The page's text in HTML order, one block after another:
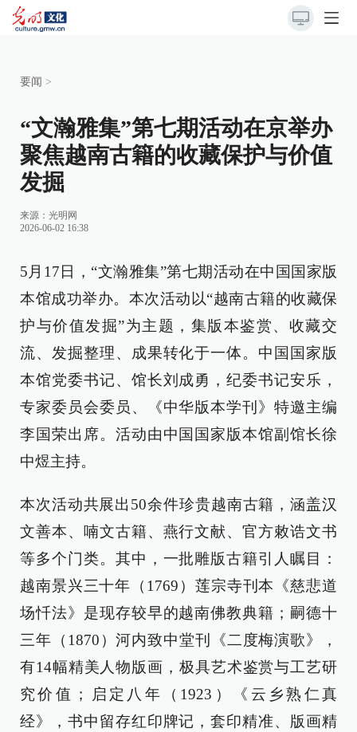
要闻 >
“文瀚雅集”第七期活动在京举办
聚焦越南古籍的收藏保护与价值
发掘
来源： 光明网
2026-06-02 16:38
5月17日，“文瀚雅集”第七期活动在中国国家版
本馆成功举办。本次活动以“越南古籍的收藏保
护与价值发掘”为主题，集版本鉴赏、收藏交
流、发掘整理、成果转化于一体。中国国家版
本馆党委书记、馆长刘成勇，纪委书记安乐，
专家委员会委员、《中华版本学刊》特邀主编
李国荣出席。活动由中国国家版本馆副馆长徐
中煜主持。
本次活动共展出50余件珍贵越南古籍，涵盖汉
文善本、喃文古籍、燕行文献、官方敕诰文书
等多个门类。其中，一批雕版古籍引人瞩目：
越南景兴三十年（1769）莲宗寺刊本《慈悲道
场忏法》是现存较早的越南佛教典籍；嗣德十
三年（1870）河内致中堂刊《二度梅演歌》，
有14幅精美人物版画，极具艺术鉴赏与工艺研
究价值；启定八年（1923）《云乡熟仁真
经》，书中留存红印牌记，套印精准、版画精